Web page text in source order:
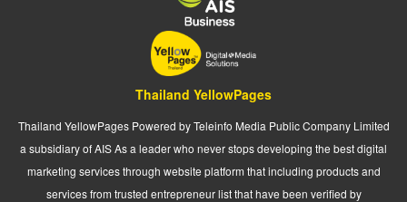
Thailand YellowPages
Thailand YellowPages Powered by Teleinfo Media Public Company Limited
a subsidiary of AIS As a leader who never stops developing the best digital
marketing services through website platform that including products and
services from trusted entrepreneur list that have been verified by